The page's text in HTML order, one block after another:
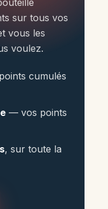
sur tous vos
vous les
voulez.
cumulés
— vos points
, sur toute la